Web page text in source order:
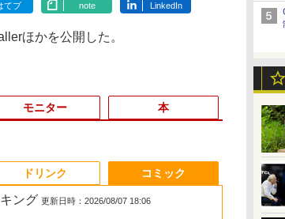
てブ note LinkedIn
ほかを公開した。
4
4
モニター
4
本
4
ドリンク コミック
ング 更新日時：2026/08/07 18:06